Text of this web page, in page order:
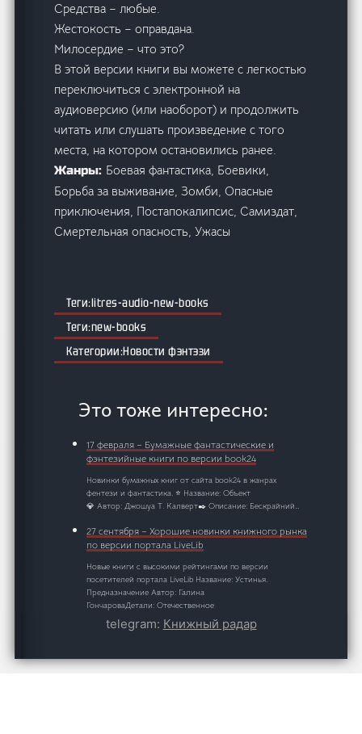
Средства – любые.
Жестокость – оправдана.
Милосердие – что это?
В этой версии книги вы можете с легкостью
переключиться с электронной на
аудиоверсию (или наоборот) и продолжить
читать или слушать произведение с того
места, на котором остановились ранее.
Жанры: Боевая фантастика, Боевики,
Борьба за выживание, Зомби, Опасные
приключения, Постапокалипсис, Самиздат,
Смертельная опасность, Ужасы
litres-audio-new-books
new-books
Новости фэнтэзи
Это тоже интересно:
17 февраля – Бумажные фантастические и
фэнтезийные книги по версии book24
Новинки бумажных книг от сайта book24 в жанрах
фентези и фантастика. ⭐ Название: Объект
💎 Автор: Джошуа Т. Калверт✒️ Описание: Бескрайний…
27 сентября – Хорошие новинки книжного рынка
по версии портала LiveLib
Новые книги с высокими рейтингами по версии
посетителей портала LiveLib Название: Устинья.
Предназначение Автор: Галина
ГончароваДетали: Отечественное
фэнтезиФормат издания: ПроизведениеКол-
во лайков: 9Рейтинг: 4.3/5Формат: Произведение
03-07-25 – Новинки от Литрес
telegram: Книжный радар